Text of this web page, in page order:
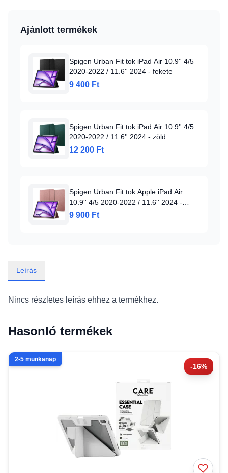
Ajánlott termékek
Spigen Urban Fit tok iPad Air 10.9'' 4/5
2020-2022 / 11.6'' 2024 - fekete
9 400 Ft
Spigen Urban Fit tok iPad Air 10.9'' 4/5
2020-2022 / 11.6'' 2024 - zöld
12 200 Ft
Spigen Urban Fit tok Apple iPad Air
10.9'' 4/5 2020-2022 / 11.6'' 2024 -
rózsaszín
9 900 Ft
Leírás
Nincs részletes leírás ehhez a termékhez.
Hasonló termékek
-16%
2-5 munkanap